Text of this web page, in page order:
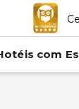
com